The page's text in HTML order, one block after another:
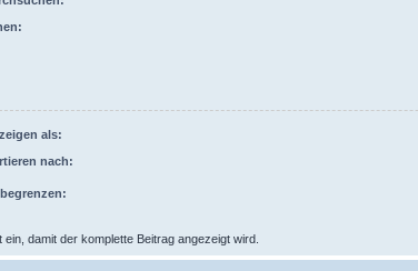
als:
nach:
ein, damit der komplette Beitrag angezeigt wird.